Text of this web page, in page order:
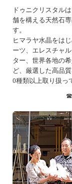
ドゥニクリスタル
舗を構える天然石
す。
ヒマラヤ水晶をは
ーツ、エレスチャ
ター、世界各地の
ど、厳選した高品
0種類以上取り扱っ
☎